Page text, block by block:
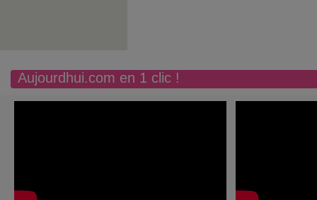
Aujourdhui.com en 1 clic !